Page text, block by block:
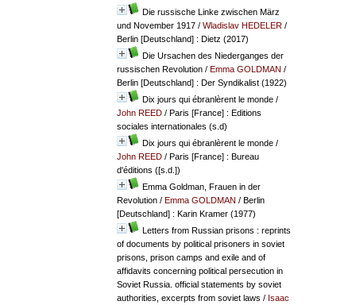
Die russische Linke zwischen März
und November 1917/ Wladislav HEDELER/
Berlin [Deutschland] : Dietz (2017)
Die Ursachen des Niederganges der
russischen Revolution/ Emma GOLDMAN /
Berlin [Deutschland] : Der Syndikalist (1922)
Dix jours qui ébranlèrent le monde/
John REED/ Paris [France] : Editions
sociales internationales (s.d)
Dix jours qui ébranlèrent le monde/
John REED/ Paris [France] : Bureau
d'éditions ([s.d.])
Emma Goldman, Frauen in der
Revolution/ Emma GOLDMAN / Berlin
[Deutschland] : Karin Kramer (1977)
Letters from Russian prisons : reprints
of documents by political prisoners in soviet
prisons, prison camps and exile and of
affidavits concerning political persecution in
Soviet Russia. official statements by soviet
authorities, excerpts from soviet laws / Isaac